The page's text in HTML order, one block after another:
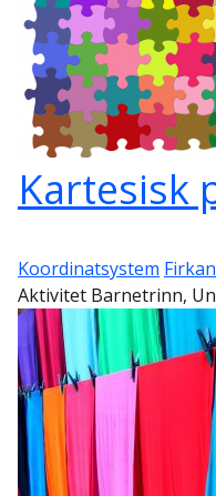
Kartesisk
Koordinatsystem
Aktivitet Barnetrinn,